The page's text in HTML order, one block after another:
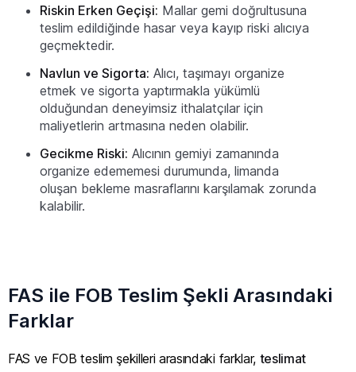
Riskin Erken Geçişi: Mallar gemi doğrultusuna
teslim edildiğinde hasar veya kayıp riski alıcıya
geçmektedir.
Navlun ve Sigorta: Alıcı, taşımayı organize
etmek ve sigorta yaptırmakla yükümlü
olduğundan deneyimsiz ithalatçılar için
maliyetlerin artmasına neden olabilir.
Gecikme Riski: Alıcının gemiyi zamanında
organize edememesi durumunda, limanda
oluşan bekleme masraflarını karşılamak zorunda
kalabilir.
FAS ile FOB Teslim Şekli Arasındaki
Farklar
FAS ve FOB teslim şekilleri arasındaki farklar, teslimat